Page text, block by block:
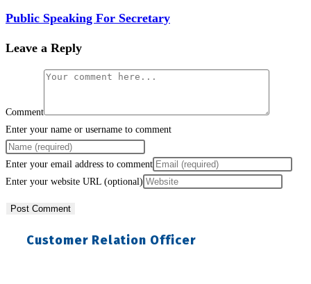
Public Speaking For Secretary
Leave a Reply
Comment
Enter your name or username to comment
Enter your email address to comment
Enter your website URL (optional)
Customer Relation Officer